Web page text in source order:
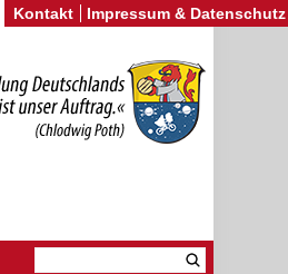
Kontakt Impressum & Datenschutz